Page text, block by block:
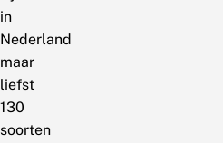
in
Nederland
maar
liefst
130
soorten